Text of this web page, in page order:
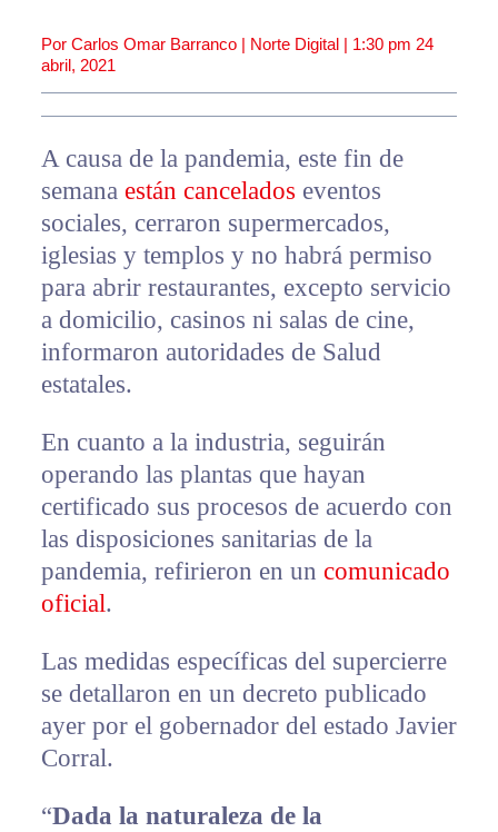
Por Carlos Omar Barranco | Norte Digital | 1:30 pm 24
abril, 2021
A causa de la pandemia, este fin de
semana están cancelados eventos
sociales, cerraron supermercados,
iglesias y templos y no habrá permiso
para abrir restaurantes, excepto servicio
a domicilio, casinos ni salas de cine,
informaron autoridades de Salud
estatales.
En cuanto a la industria, seguirán
operando las plantas que hayan
certificado sus procesos de acuerdo con
las disposiciones sanitarias de la
pandemia, refirieron en un comunicado
oficial.
Las medidas específicas del supercierre
se detallaron en un decreto publicado
ayer por el gobernador del estado Javier
Corral.
“Dada la naturaleza de la